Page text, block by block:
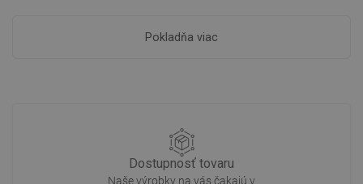
Pokladňa viac
Dostupnosť tovaru
Naše výrobky na vás čakajú v